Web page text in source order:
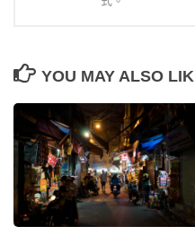
YOU MAY ALSO